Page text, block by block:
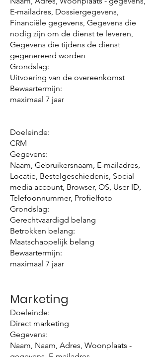
E-mailadres, Dossiergegevens,
Financiële gegevens, Gegevens die
nodig zijn om de dienst te leveren,
Gegevens die tijdens de dienst
gegenereerd worden
Grondslag:
Uitvoering van de overeenkomst
Bewaartermijn:
maximaal 7 jaar
Doeleinde:
CRM
Gegevens:
Naam, Gebruikersnaam, E-mailadres,
Locatie, Bestelgeschiedenis, Social
media account, Browser, OS, User ID,
Telefoonnummer, Profielfoto
Grondslag:
Gerechtvaardigd belang
Betrokken belang:
Maatschappelijk belang
Bewaartermijn:
maximaal 7 jaar
Marketing
Doeleinde:
Direct marketing
Gegevens:
Naam, Naam, Adres, Woonplaats -